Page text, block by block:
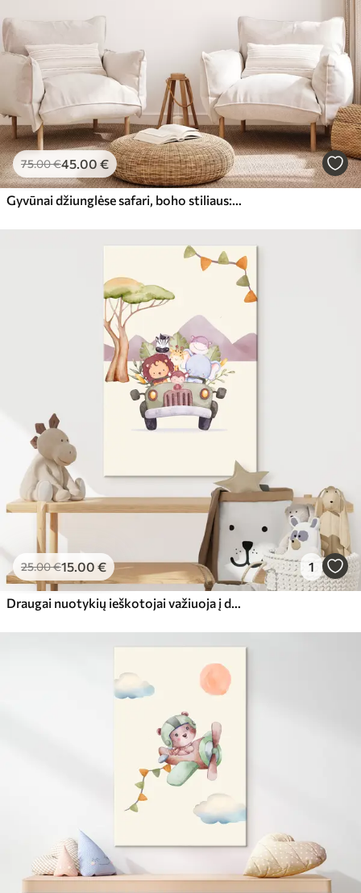
75.00€45.00 €
Gyvūnai džiunglėse safari, boho stiliaus: beždžionė, liūtas, žirafa
25.00€15.00 € 1
Draugai nuotykių ieškotojai važiuoja į džiungles